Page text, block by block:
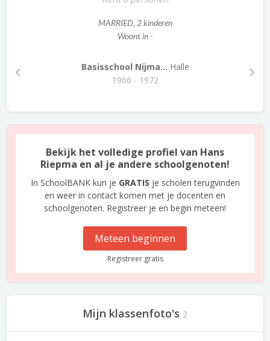
MARRIED, 2 kinderen
Woont in -
Basisschool Nijma... Halle
1966 - 1972
Bekijk het volledige profiel van Hans
Riepma en al je andere schoolgenoten!
In SchoolBANK kun je GRATIS je scholen terugvinden
en weer in contact komen met je docenten en
schoolgenoten. Registreer je en begin meteen!
Meteen beginnen
Registreer gratis
Mijn klassenfoto's 2